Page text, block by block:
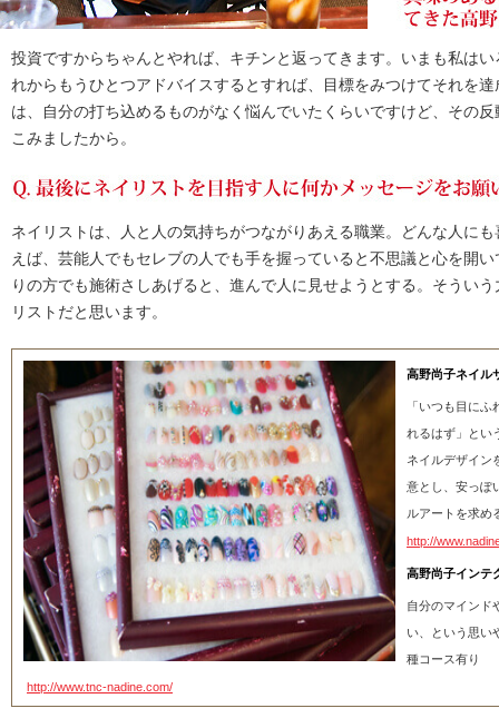
投資ですからちゃんとやれば、キチンと返ってきます。いまも私は
れからもうひとつアドバイスするとすれば、目標をみつけてそれを
は、自分の打ち込めるものがなく悩んでいたくらいですけど、その
こみましたから。
ネイリストは、人と人の気持ちがつながりあえる職業。どんな人に
えば、芸能人でもセレブの人でも手を握っていると不思議と心を開
りの方でも施術さしあげると、進んで人に見せようとする。そうい
リストだと思います。
高野尚子ネイル
「いつも目に
れるはず」とい
ネイルデザイン
意とし、安っぽ
ルアートを求め
http://
高野尚子インテ
自分のマインド
い、という思い
種コース有り
http://www.tnc-nadine.com/